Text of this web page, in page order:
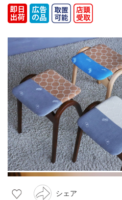
シェア